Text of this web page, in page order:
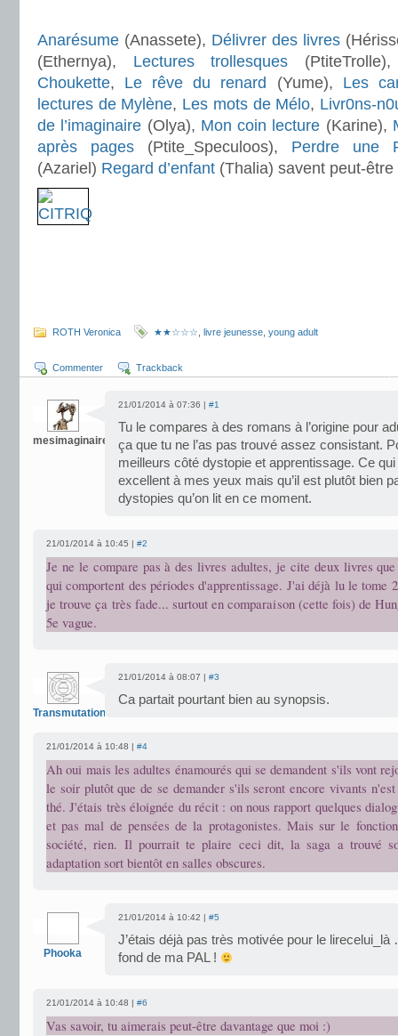
Anarésume (Anassete), Délivrer des livres
(Ethernya), Lectures trollesques
Choukette, Le rêve du renard (Yume), Les
lectures de Mylène, Les mots de Mélo, Livr0ns-
de l’imaginaire (Olya), Mon coin lecture (Karine),
après pages (Ptite_Speculoos), Perdre une
(Azariel) Regard d’enfant (Thalia) savent peut-
ROTH Veronica ★★☆☆☆ livre jeunesse young adult
Commenter Trackback
mesimaginaires41
21/01/2014 à 07:36 | #1
Tu le compares à des romans à l’origine pour
ça que tu ne l’as pas trouvé assez consistant.
meilleurs côté dystopie et apprentissage. Ce qui
excellent à mes yeux mais qu’il est plutôt bien
dystopies qu’on lit en ce moment.
21/01/2014 à 10:45 | #2
Je ne le compare pas à des livres adultes, je cite deux livres
qui comportent des périodes d'apprentissage. J'ai déjà lu le tome
je trouve ça très fade... surtout en comparaison (cette fois) de
5e vague.
Transmutation
21/01/2014 à 08:07 | #3
Ca partait pourtant bien au synopsis.
21/01/2014 à 10:48 | #4
Ah oui mais les adultes énamourés qui se demandent s'ils vont
le soir plutôt que de se demander s'ils seront encore vivants
thé. J'étais très éloignée du récit : on nous rapport quelques
et pas mal de pensées de la protagonistes. Mais sur le
société, rien. Il pourrait te plaire ceci dit, la saga a trouvé
adaptation sort bientôt en salles obscures.
Phooka
21/01/2014 à 10:42 | #5
J’étais déjà pas très motivée pour le
fond de ma PAL !
21/01/2014 à 10:48 | #6
Vas savoir, tu aimerais peut-être davantage que moi :)